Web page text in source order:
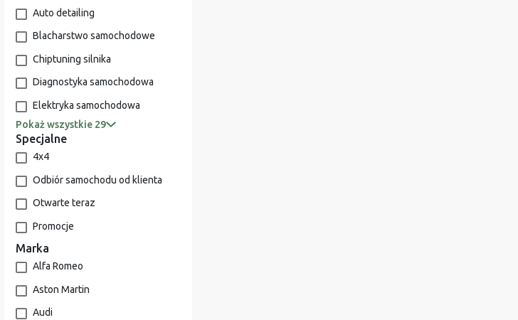
Auto detailing
Blacharstwo samochodowe
Chiptuning silnika
Diagnostyka samochodowa
Elektryka samochodowa
Pokaż wszystkie 29
Specjalne
4x4
Odbiór samochodu od klienta
Otwarte teraz
Promocje
Marka
Alfa Romeo
Aston Martin
Audi